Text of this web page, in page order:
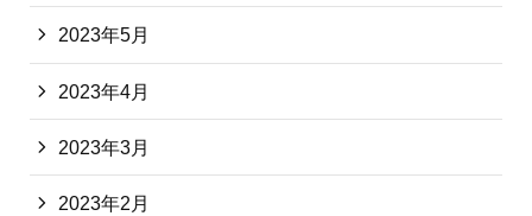
2023年5月
2023年4月
2023年3月
2023年2月